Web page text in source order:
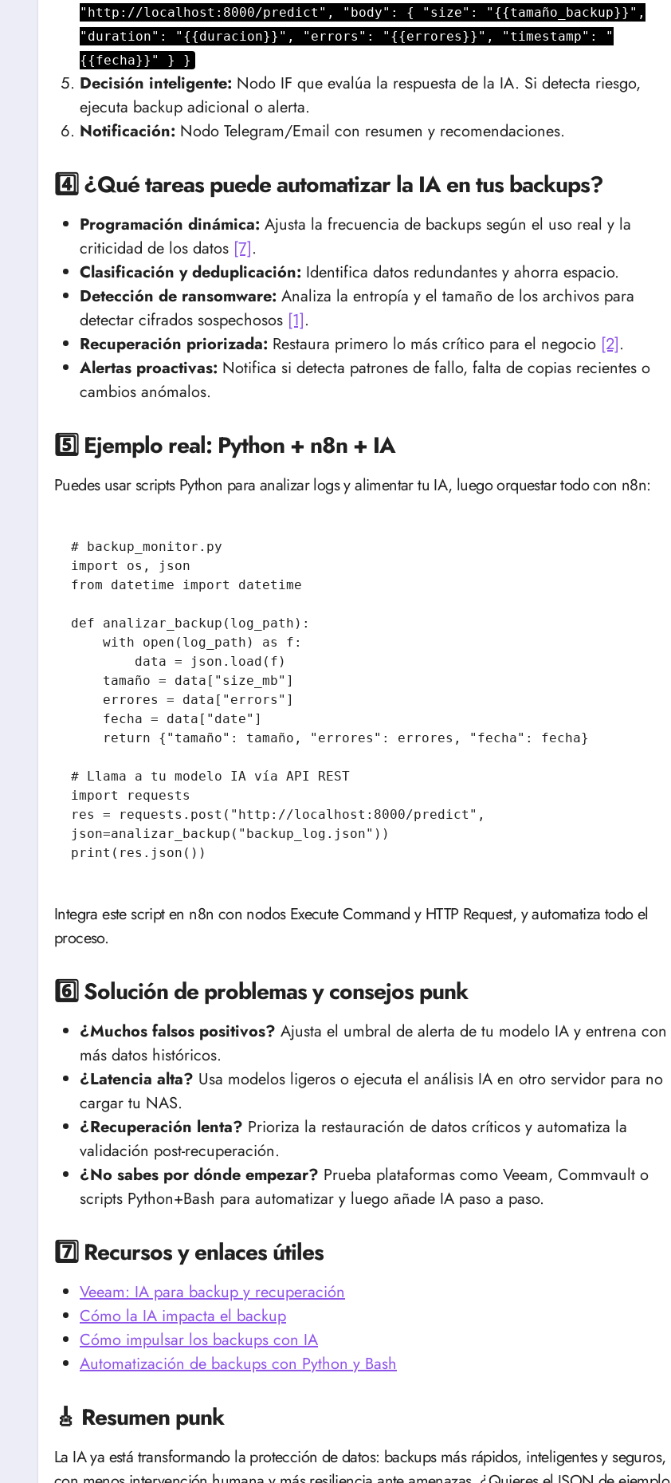
"http://localhost:8000/predict", "body": { "size": "{{tamaño_backup}}",
"duration": "{{duracion}}", "errors": "{{errores}}", "timestamp": "
{{fecha}}" } }
Decisión inteligente: Nodo IF que evalúa la respuesta de la IA. Si detecta riesgo,
ejecuta backup adicional o alerta.
Notificación: Nodo Telegram/Email con resumen y recomendaciones.
4️⃣ ¿Qué tareas puede automatizar la IA en tus backups?
Programación dinámica: Ajusta la frecuencia de backups según el uso real y la
criticidad de los datos [7].
Clasificación y deduplicación: Identifica datos redundantes y ahorra espacio.
Detección de ransomware: Analiza la entropía y el tamaño de los archivos para
detectar cifrados sospechosos [1].
Recuperación priorizada: Restaura primero lo más crítico para el negocio [2].
Alertas proactivas: Notifica si detecta patrones de fallo, falta de copias recientes o
cambios anómalos.
5️⃣ Ejemplo real: Python + n8n + IA
Puedes usar scripts Python para analizar logs y alimentar tu IA, luego orquestar todo con n8n:
# backup_monitor.py
import os, json
from datetime import datetime
def analizar_backup(log_path):
# Llama a tu modelo IA vía API REST
import requests
res = requests.post("http://localhost:8000/predict",
json=analizar_backup("backup_log.json"))
Integra este script en n8n con nodos Execute Command y HTTP Request, y automatiza todo el
proceso.
6️⃣ Solución de problemas y consejos punk
¿Muchos falsos positivos? Ajusta el umbral de alerta de tu modelo IA y entrena con
más datos históricos.
¿Latencia alta? Usa modelos ligeros o ejecuta el análisis IA en otro servidor para no
cargar tu NAS.
¿Recuperación lenta? Prioriza la restauración de datos críticos y automatiza la
validación post-recuperación.
¿No sabes por dónde empezar? Prueba plataformas como Veeam, Commvault o
scripts Python+Bash para automatizar y luego añade IA paso a paso.
7️⃣ Recursos y enlaces útiles
Veeam: IA para backup y recuperación
Cómo la IA impacta el backup
Cómo impulsar los backups con IA
Automatización de backups con Python y Bash
🎸 Resumen punk
La IA ya está transformando la protección de datos: backups más rápidos, inteligentes y seguros,